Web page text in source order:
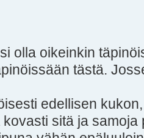
olla oikeinkin
tästä.
edellisen
sitä ja